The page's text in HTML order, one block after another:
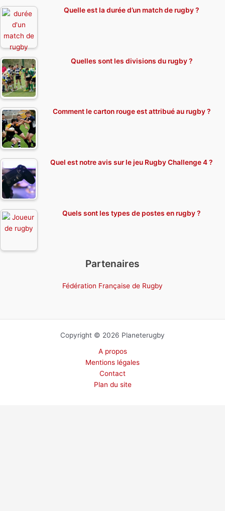
Quelle est la durée d’un match de rugby ?
Quelles sont les divisions du rugby ?
Comment le carton rouge est attribué au rugby ?
Quel est notre avis sur le jeu Rugby Challenge 4 ?
Quels sont les types de postes en rugby ?
Partenaires
Fédération Française de Rugby
Copyright © 2026 Planeterugby
A propos
Mentions légales
Contact
Plan du site